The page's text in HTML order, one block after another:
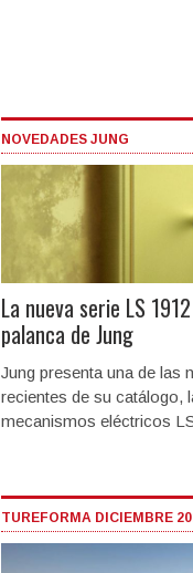
NOVEDADES JUNG
La nueva serie LS
palanca de Jung
Jung presenta una de las
recientes de su catálogo,
mecanismos eléctricos
TUREFORMA DICIEMBRE